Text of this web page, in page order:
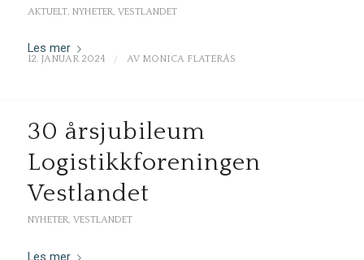
AKTUELT, NYHETER, VESTLANDET
Les mer
12. JANUAR 2024 / AV MONICA FLATERÅS
30 årsjubileum
Logistikkforeningen
Vestlandet
NYHETER, VESTLANDET
Les mer